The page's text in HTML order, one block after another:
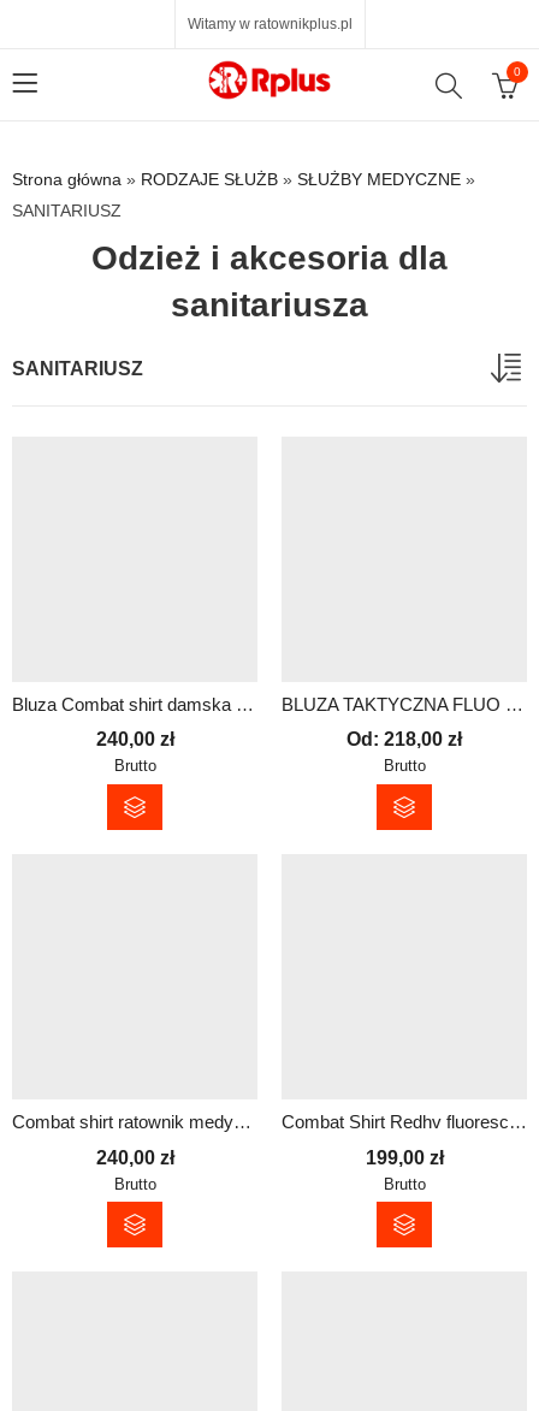
Witamy w ratownikplus.pl
0
Strona główna » RODZAJE SŁUŻB » SŁUŻBY MEDYCZNE »
SANITARIUSZ
Odzież i akcesoria dla
sanitariusza
SANITARIUSZ
Bluza Combat shirt damska – redhv | Dowolny napis
240,00 zł
Brutto
BLUZA TAKTYCZNA FLUO BEZ KAPTURA – MĘSKA | logo PRM plus możliwość personalizacji
Od: 218,00 zł
Brutto
Combat shirt ratownik medyczny | Logo + Napis
240,00 zł
Brutto
Combat Shirt Redhv fluorescencyjne rękawy bluza damska
199,00 zł
Brutto